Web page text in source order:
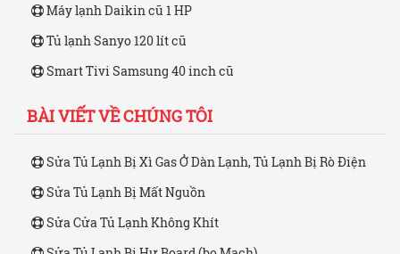
Máy lạnh Daikin cũ 1 HP
Tủ lạnh Sanyo 120 lít cũ
Smart Tivi Samsung 40 inch cũ
BÀI VIẾT VỀ CHÚNG TÔI
Sửa Tủ Lạnh Bị Xì Gas Ở Dàn Lạnh, Tủ Lạnh Bị Rò Điện
Sửa Tủ Lạnh Bị Mất Nguồn
Sửa Cửa Tủ Lạnh Không Khít